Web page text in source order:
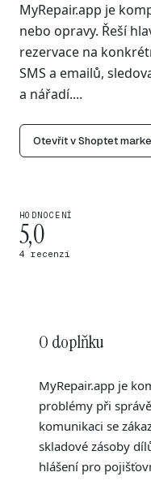
MyRepair.app je
nebo opravy. Řeší
rezervace na
SMS a emailů,
a nářadí....
Otevřít v Shoptet
HODNOCENÍ
5,0
4 recenzí
O doplňku
MyRepair.app je
problémy při
komunikaci se
skladové zásoby
hlášení pro